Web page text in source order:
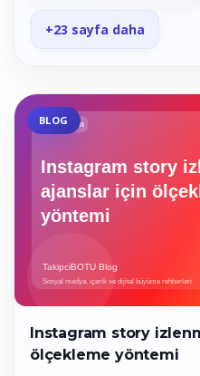
+23 sayfa daha
BLOG
Instagram story
ölçekleme yöntemi